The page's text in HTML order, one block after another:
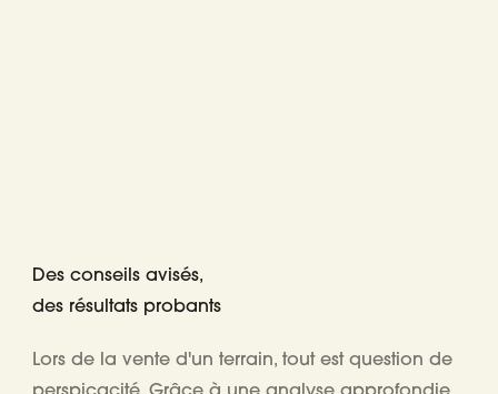
Des conseils avisés,
des résultats probants
Lors de la vente d'un terrain, tout est question de
perspicacité. Grâce à une analyse approfondie